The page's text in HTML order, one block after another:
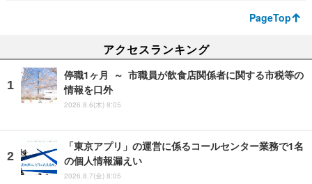
PageTop
アクセスランキング
停職1ヶ月 ～ 市職員が飲食店関係者に関する市税等の
情報を口外
2026.8.6(木) 8:05
「東京アプリ」の運営に係るコールセンター業務で1名
の個人情報漏えい
2026.8.7(金) 8:05